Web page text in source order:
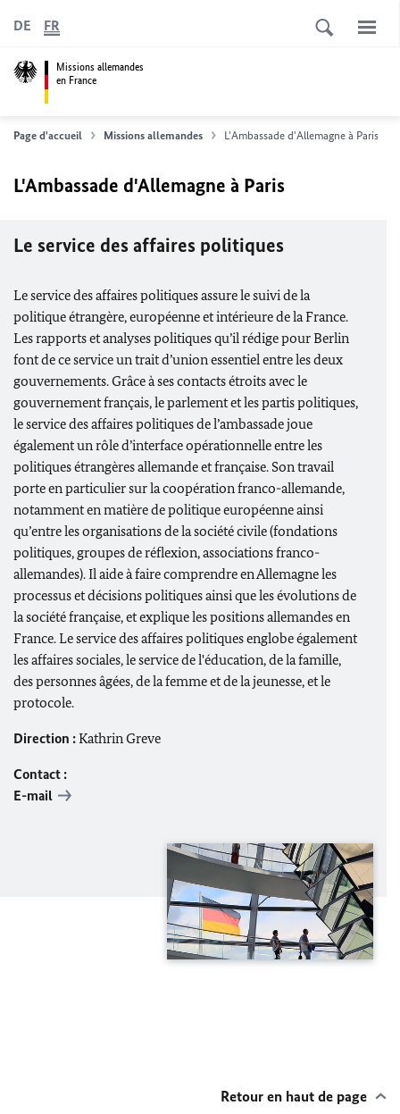
Missions allemandes
en France
DE FR
Page d'accueil Missions allemandes L'Ambassade d'Allemagne à Paris
L'Ambassade d'Allemagne à Paris
Le service des affaires politiques
Le servicedes affaires politiquesassure le suivi de la
politique étrangère, européenne et intérieure de la France.
Les rapports et analyses politiques qu’il rédige pour Berlin
font de ce service un trait d’union essentiel entre les deux
gouvernements. Grâce à ses contacts étroits avec le
gouvernement français, le parlement et les partis politiques,
le service des affaires politiques de l’ambassade joue
également un rôle d’interface opérationnelle entre les
politiques étrangères allemande et française. Son travail
porte en particuliersur la coopération franco-allemande,
notamment en matière de politique européenne ainsi
qu’entre les organisations de la société civile (fondations
politiques, groupes de réflexion, associations franco-
allemandes). Il aide à faire comprendre en Allemagne les
processus et décisions politiques ainsi que les évolutions de
la société française, et explique les positions allemandes en
France. Le service des affaires politiques englobe également
les affaires sociales, le service de l'éducation, de la famille,
des personnes âgées, de la femme et de la jeunesse,et le
protocole.
Direction :Kathrin Greve
Contact :
E-mail
Retour en haut de page